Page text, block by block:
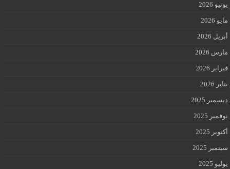
يونيو 2026
مايو 2026
أبريل 2026
مارس 2026
فبراير 2026
يناير 2026
ديسمبر 2025
نوفمبر 2025
أكتوبر 2025
سبتمبر 2025
يوليو 2025